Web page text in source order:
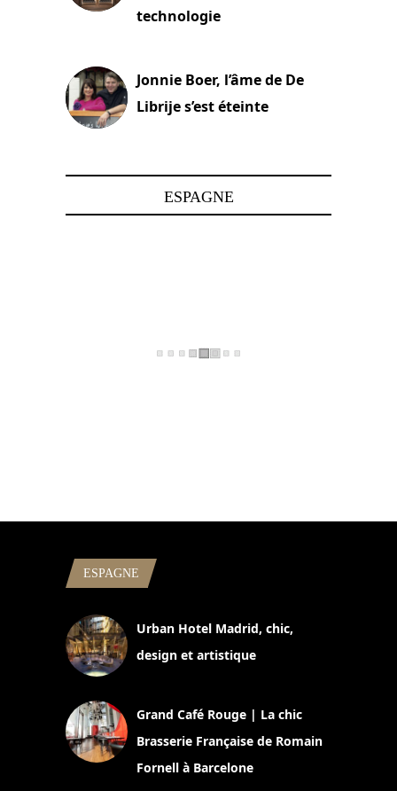
technologie
Jonnie Boer, l’âme de De
Librije s’est éteinte
ESPAGNE
ESPAGNE
Urban Hotel Madrid, chic,
design et artistique
Grand Café Rouge | La chic
Brasserie Française de Romain
Fornell à Barcelone